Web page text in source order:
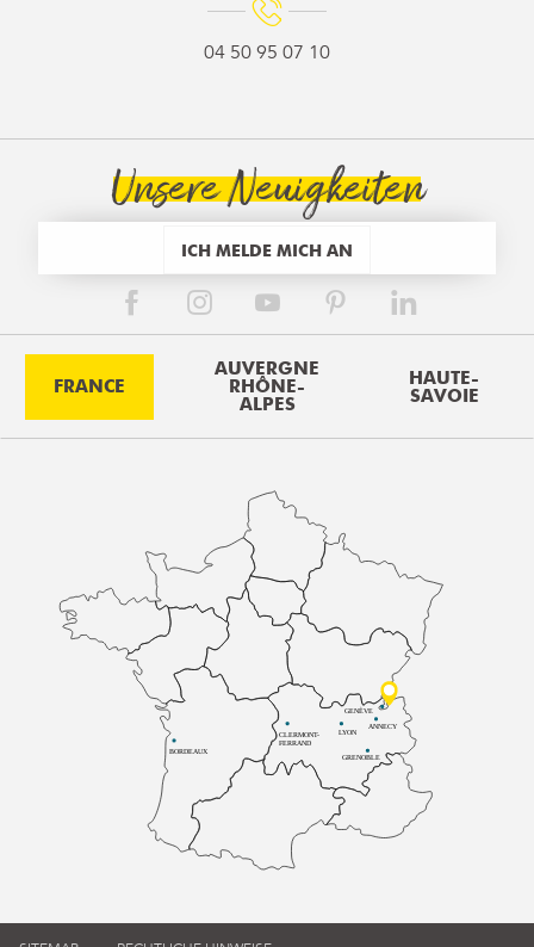
04 50 95 07 10
Unsere Neuigkeiten
ICH MELDE MICH AN
FRANCE
AUVERGNE
RHÔNE-
ALPES
HAUTE-
SAVOIE
BORDEAUX
CLERMONT-
FERRAND
LYON
ANNECY
GRENOBLE
GENÈVE